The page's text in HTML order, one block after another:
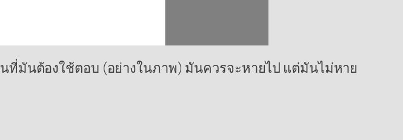
ที่มันต้องใช้ตอบ (อย่างในภาพ) มันควรจะหายไป แต่มันไม่หาย